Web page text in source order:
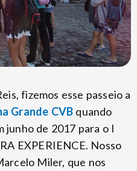
fizemos esse passeio a
Grande CVB quando
junho de 2017 para o I
EXPERIENCE. Nosso
Miler, que nos